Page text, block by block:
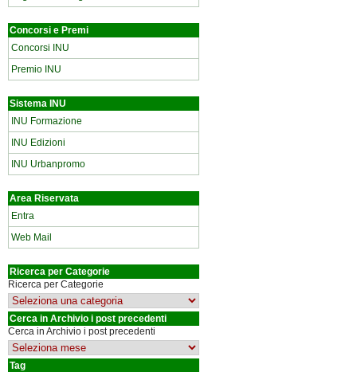
Concorsi e Premi
Concorsi INU
Premio INU
Sistema INU
INU Formazione
INU Edizioni
INU Urbanpromo
Area Riservata
Entra
Web Mail
Ricerca per Categorie
Ricerca per Categorie
Cerca in Archivio i post precedenti
Cerca in Archivio i post precedenti
Tag